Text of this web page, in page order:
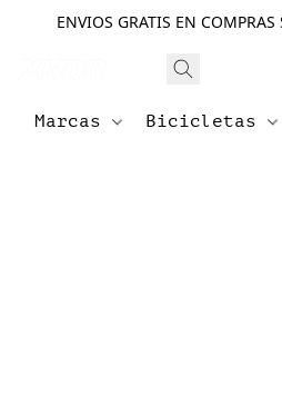
ENVIOS GRATIS EN
Marcas Bicicletas